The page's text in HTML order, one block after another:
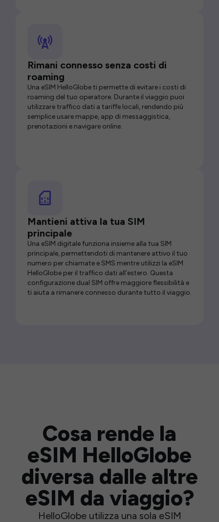
Rimani connesso senza costi di
roaming
Una eSIM HelloGlobe ti permette di evitare i costi di
roaming del tuo operatore. Durante il viaggio puoi
utilizzare traffico dati a tariffe locali, rendendo più
semplice usare mappe, app di messaggistica,
prenotazioni e navigare online.
Mantieni attiva la tua SIM
principale
Una eSIM digitale funziona insieme alla tua SIM
principale, permettendoti di mantenere attivo il tuo
numero per chiamate e SMS mentre utilizzi la eSIM
HelloGlobe per il traffico dati all’estero. Questa
configurazione dual SIM offre maggiore flessibilità e
ti aiuta a rimanere connesso durante tutto il viaggio.
Cosa rende la
eSIM HelloGlobe
diversa dalle altre
eSIM da viaggio?
HelloGlobe utilizza una sola eSIM